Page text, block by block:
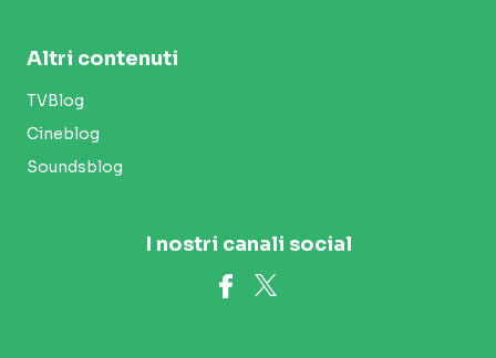
Altri contenuti
TVBlog
Cineblog
Soundsblog
I nostri canali social